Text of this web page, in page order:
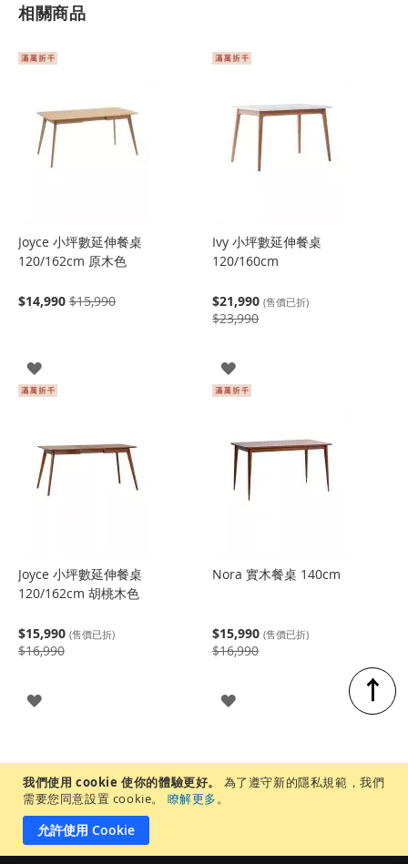
我們使用 cookie 使你的體驗更好。
為了遵守新的隱私規範，我們
需要您同意設置 cookie。
瞭解更多。
允許使用 Cookie
相關商品
Joyce 小坪數延伸餐桌
120/162cm 原木色
$14,990 $15,990
登
入
Ivy 小坪數延伸餐桌
120/160cm
$21,990 (售價已折)
$23,990
登
入
Joyce 小坪數延伸餐桌
120/162cm 胡桃木色
$15,990 (售價已折)
$16,990
登
Nora 實木餐桌 140cm
$15,990 (售價已折)
$16,990
登
↑